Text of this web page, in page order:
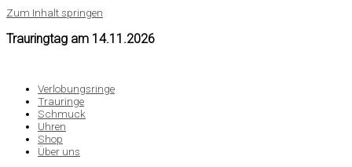
Zum Inhalt springen
Trauringtag am 14.11.2026
Verlobungsringe
Trauringe
Schmuck
Uhren
Shop
Über uns